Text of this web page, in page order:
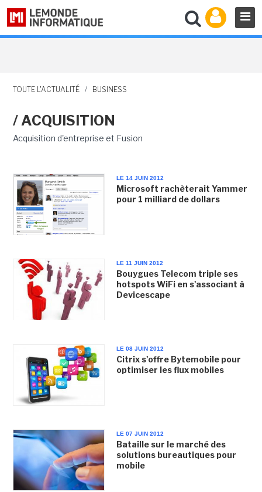
TOUTE L'ACTUALITÉ / BUSINESS
/ ACQUISITION
Acquisition d'entreprise et Fusion
LE 14 JUIN 2012
Microsoft rachèterait Yammer
pour 1 milliard de dollars
LE 11 JUIN 2012
Bouygues Telecom triple ses
hotspots WiFi en s'associant à
Devicescape
LE 08 JUIN 2012
Citrix s'offre Bytemobile pour
optimiser les flux mobiles
LE 07 JUIN 2012
Bataille sur le marché des
solutions bureautiques pour
mobile